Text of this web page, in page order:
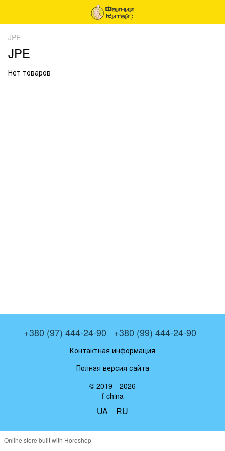
JPE
JPE
Нет товаров
+380 (97) 444-24-90 +380 (99) 444-24-90
Контактная информация
Полная версия сайта
© 2019—2026
f-china
UA RU
Online store built with Horoshop